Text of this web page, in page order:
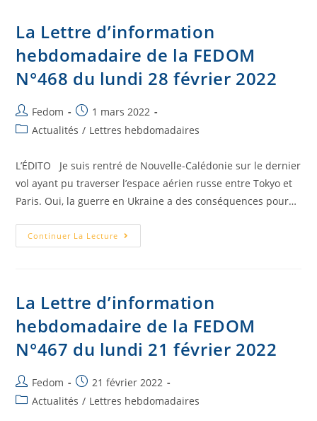
La Lettre d’information
hebdomadaire de la FEDOM
N°468 du lundi 28 février 2022
Fedom
1 mars 2022
Actualités / Lettres hebdomadaires
L’ÉDITO Je suis rentré de Nouvelle-Calédonie sur le dernier
vol ayant pu traverser l’espace aérien russe entre Tokyo et
Paris. Oui, la guerre en Ukraine a des conséquences pour…
Continuer La Lecture
La Lettre d’information
hebdomadaire de la FEDOM
N°467 du lundi 21 février 2022
Fedom
21 février 2022
Actualités / Lettres hebdomadaires